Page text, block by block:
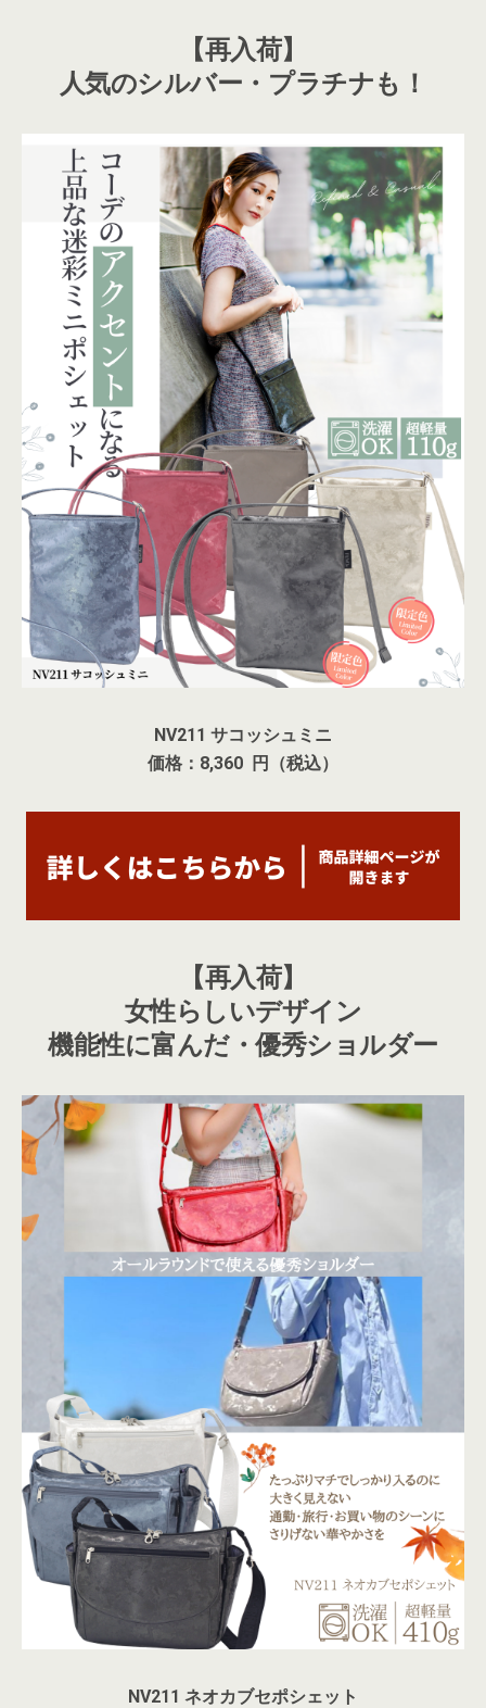
【再入荷】
人気のシルバー・プラチナも！
NV211 サコッシュミニ
価格：8,360 円（税込）
【再入荷】
女性らしいデザイン
機能性に富んだ・優秀ショルダー
NV211 ネオカブセポシェット